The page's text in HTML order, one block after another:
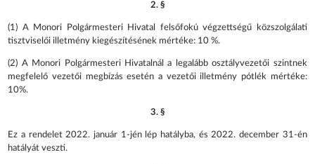
2. §
(1) A Monori Polgármesteri Hivatal felsőfokú végzettségű közszolgálati
tisztviselői illetmény kiegészítésének mértéke: 10 %.
(2) A Monori Polgármesteri Hivatalnál a legalább osztályvezetői szintnek
megfelelő vezetői megbízás esetén a vezetői illetmény pótlék mértéke:
10%.
3. §
Ez a rendelet 2022. január 1-jén lép hatályba, és 2022. december 31-én
hatályát veszti.